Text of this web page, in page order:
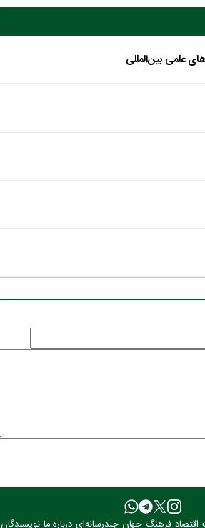
علمی بین‌المللی